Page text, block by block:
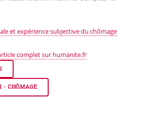
et expérience subjective du chômage
complet sur humanite.fr
- CHÔMAGE